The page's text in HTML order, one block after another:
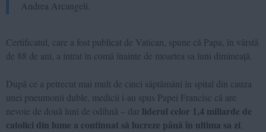
Andrea Arcangeli.
Certificatul, care a fost publicat de Vatican, spune că Papa, în vârstă
de 88 de ani, a intrat în comă înainte de moartea sa luni dimineață.
După ce a petrecut mai mult de cinci săptămâni în spital din cauza
unei pneumonii duble, medicii i-au spus Papei Francisc că are
nevoie de două luni de odihnă – dar liderul celor 1,4 miliarde de
catolici din lume a continuat să lucreze până în ultima sa zi